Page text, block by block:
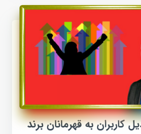
به قهرمانان برند